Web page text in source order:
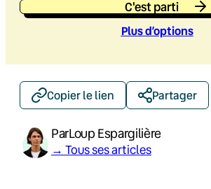
C'est parti
Plus d’options
Copier le lien Partager
ParLoup Espargilière
→ Tous ses articles